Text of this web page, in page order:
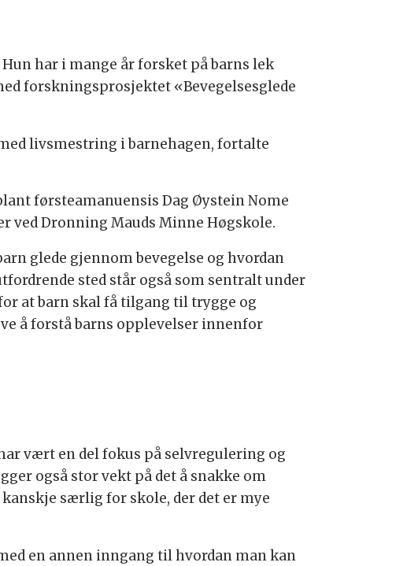
har i mange år forsket på barns lek
forskningsprosjektet «Bevegelsesglede
livsmestring i barnehagen, fortalte
førsteamanuensis Dag Øystein Nome
ved Dronning Mauds Minne Høgskole.
glede gjennom bevegelse og hvordan
sted står også som sentralt under
at barn skal få tilgang til trygge og
å forstå barns opplevelser innenfor
vært en del fokus på selvregulering og
også stor vekt på det å snakke om
særlig for skole, der det er mye
en annen inngang til hvordan man kan